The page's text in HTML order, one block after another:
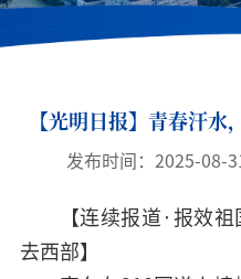
【光明日报】青春汗
发布时间：2025-08-31
【连续报道·报效
去西部】